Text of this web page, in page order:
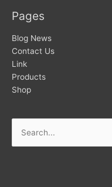
Pages
Blog News
Contact Us
Link
Products
Shop